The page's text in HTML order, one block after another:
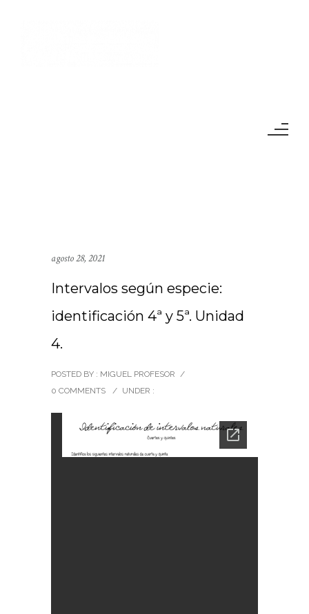
agosto 28, 2021
Intervalos según especie:
identificación 4ª y 5ª. Unidad
4.
POSTED BY : MIGUEL PROFESOR /
0 COMMENTS
/ UNDER :